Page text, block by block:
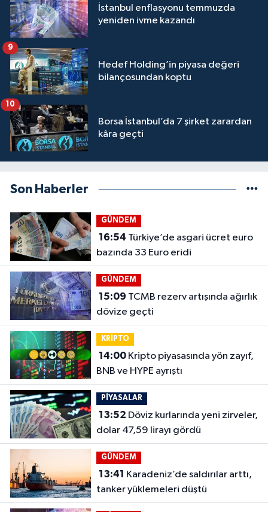
İstanbul enflasyonu temmuzda
yeniden ivme kazandı
Hedef Holding’in piyasa değeri
bilançosundan koptu
9
Borsa İstanbul’da 7 şirket zarardan
kâra geçti
10
Son Haberler
GÜNDEM
16:54
bazında 33 Euro eridi
GÜNDEM
15:09
dövize geçti
KRİPTO
14:00Kripto piyasasında yön zayıf,
BNB ve HYPE ayrıştı
PİYASALAR
13:52
dolar 47,59 lirayı gördü
GÜNDEM
13:41
tanker yüklemeleri düştü